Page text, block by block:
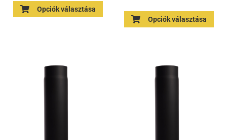
Opciók választása
Opciók választása